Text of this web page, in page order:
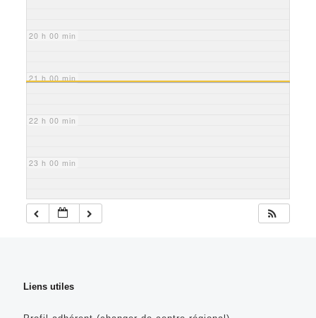
20 h 00 min
21 h 00 min
22 h 00 min
23 h 00 min
Liens utiles